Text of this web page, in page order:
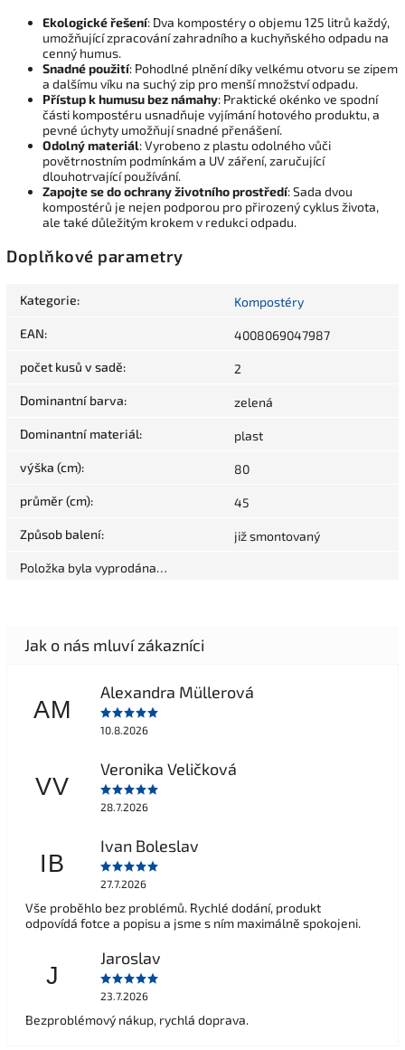
Ekologické řešení: Dva kompostéry o objemu 125 litrů každý,
umožňující zpracování zahradního a kuchyňského odpadu na
cenný humus.
Snadné použití: Pohodlné plnění díky velkému otvoru se zipem
a dalšímu víku na suchý zip pro menší množství odpadu.
Přístup k humusu bez námahy: Praktické okénko ve spodní
části kompostéru usnadňuje vyjímání hotového produktu, a
pevné úchyty umožňují snadné přenášení.
Odolný materiál: Vyrobeno z plastu odolného vůči
povětrnostním podmínkám a UV záření, zaručující
dlouhotrvající používání.
Zapojte se do ochrany životního prostředí: Sada dvou
kompostérů je nejen podporou pro přirozený cyklus života,
ale také důležitým krokem v redukci odpadu.
Doplňkové parametry
Kategorie: Kompostéry
EAN: 4008069047987
počet kusů v sadě: 2
Dominantní barva: zelená
Dominantní materiál: plast
výška (cm): 80
průměr (cm): 45
Způsob balení: již smontovaný
Položka byla vyprodána…
AM
Alexandra Müllerová
10.8.2026
VV
Veronika Veličková
28.7.2026
IB
Ivan Boleslav
27.7.2026
Vše proběhlo bez problémů. Rychlé dodání, produkt
odpovídá fotce a popisu a jsme s ním maximálně spokojeni.
J
Jaroslav
23.7.2026
Bezproblémový nákup, rychlá doprava.